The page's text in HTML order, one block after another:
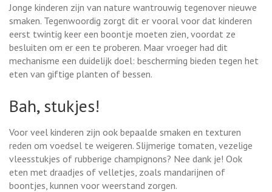
Jonge kinderen zijn van nature wantrouwig tegenover nieuwe
smaken. Tegenwoordig zorgt dit er vooral voor dat kinderen
eerst twintig keer een boontje moeten zien, voordat ze
besluiten om er een te proberen. Maar vroeger had dit
mechanisme een duidelijk doel: bescherming bieden tegen het
eten van giftige planten of bessen.
Bah, stukjes!
Voor veel kinderen zijn ook bepaalde smaken en texturen
reden om voedsel te weigeren. Slijmerige tomaten, vezelige
vleesstukjes of rubberige champignons? Nee dank je! Ook
eten met draadjes of velletjes, zoals mandarijnen of
boontjes, kunnen voor weerstand zorgen.